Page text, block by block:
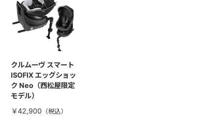
クルムーヴ スマート
ISOFIX エッグショッ
ク Neo（西松屋限定
モデル）
￥42,900